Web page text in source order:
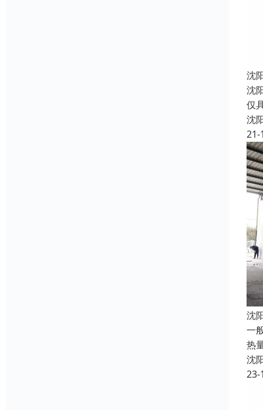
沈
沈
仅
沈
21-
沈
一
热
沈
23-